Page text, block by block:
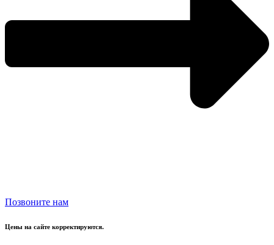
Позвоните нам
Цены на сайте корректируются.